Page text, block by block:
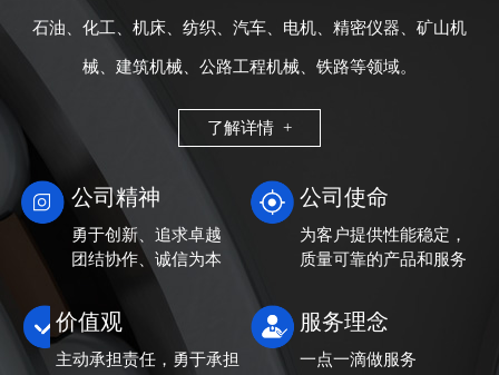
石油、化工、机床、纺织、汽车、电机、精密仪器、矿山机
械、建筑机械、公路工程机械、铁路等领域。
了解详情 +
公司精神
勇于创新、追求卓越
团结协作、诚信为本
公司使命
为客户提供性能稳定，
质量可靠的产品和服务
价值观
主动承担责任，勇于承担
服务理念
一点一滴做服务